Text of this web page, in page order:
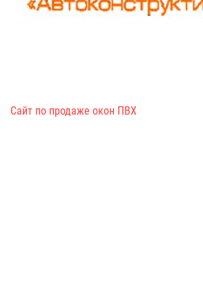
Сайт по продаже окон ПВХ